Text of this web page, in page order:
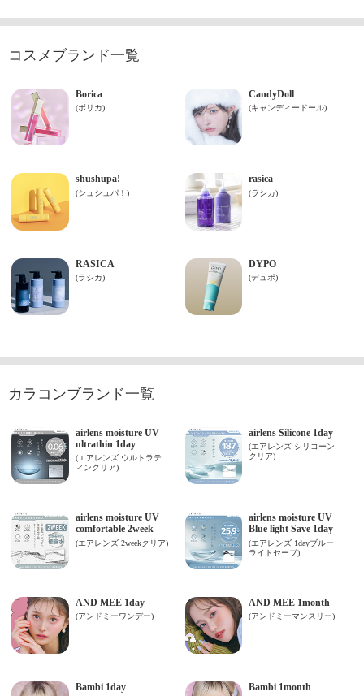
コスメブランド一覧
カラコンブランド一覧